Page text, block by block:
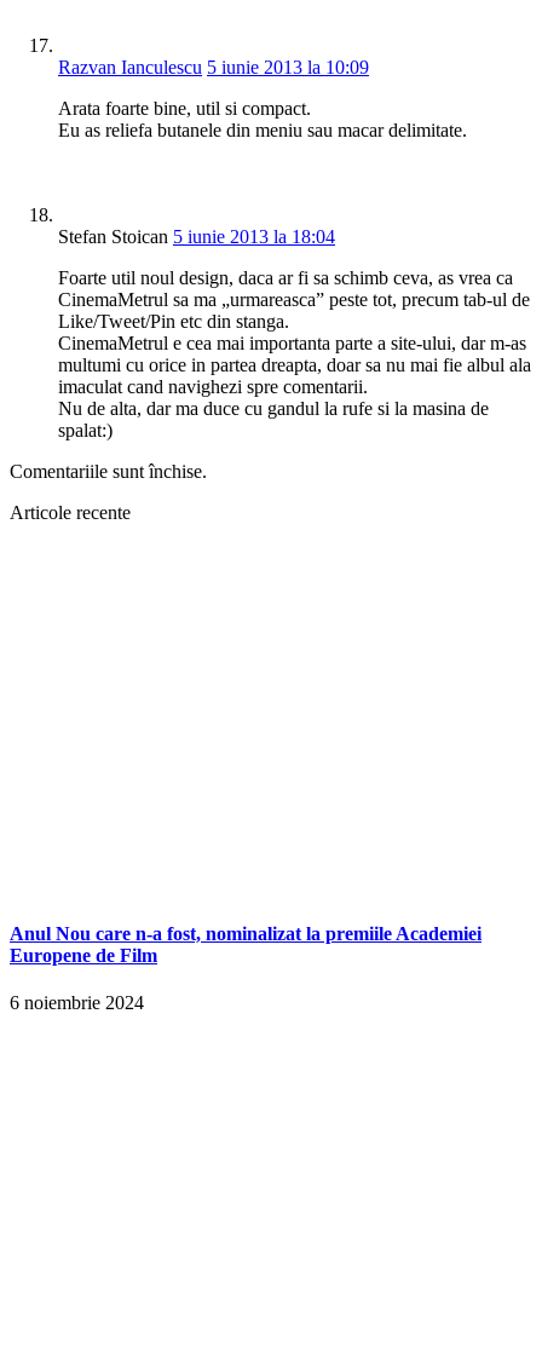
Razvan Ianculescu 5 iunie 2013 la 10:09
Arata foarte bine, util si compact.
Eu as reliefa butanele din meniu sau macar delimitate.
Stefan Stoican 5 iunie 2013 la 18:04
Foarte util noul design, daca ar fi sa schimb ceva, as vrea ca
CinemaMetrul sa ma „urmareasca” peste tot, precum tab-ul de
Like/Tweet/Pin etc din stanga.
CinemaMetrul e cea mai importanta parte a site-ului, dar m-as
multumi cu orice in partea dreapta, doar sa nu mai fie albul ala
imaculat cand navighezi spre comentarii.
Nu de alta, dar ma duce cu gandul la rufe si la masina de
spalat:)
Comentariile sunt închise.
Articole recente
Anul Nou care n-a fost, nominalizat la premiile Academiei
Europene de Film
6 noiembrie 2024